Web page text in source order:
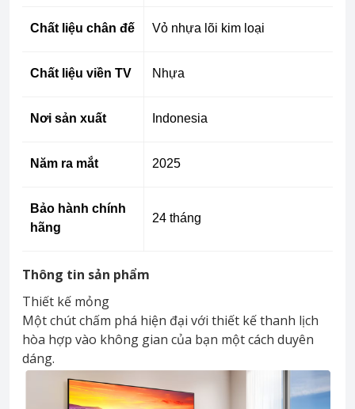
Chất liệu chân đế Vỏ nhựa lõi kim loại
Chất liệu viền TV Nhựa
Nơi sản xuất Indonesia
Năm ra mắt 2025
Bảo hành chính
hãng
24 tháng
Thông tin sản phẩm
Thiết kế mỏng
Một chút chấm phá hiện đại với thiết kế thanh lịch
hòa hợp vào không gian của bạn một cách duyên
dáng.